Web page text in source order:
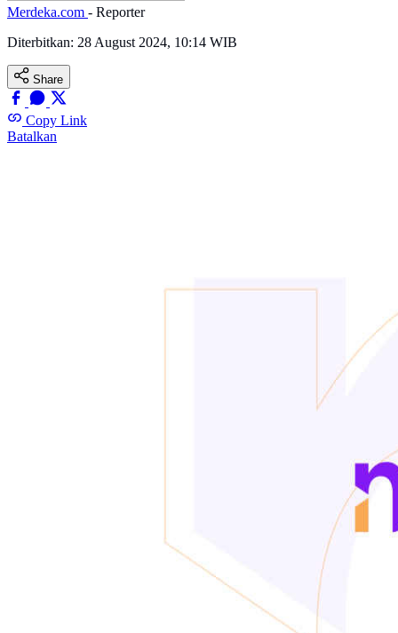
Merdeka.com - Reporter
Diterbitkan: 28 August 2024, 10:14 WIB
Share
Copy Link
Batalkan